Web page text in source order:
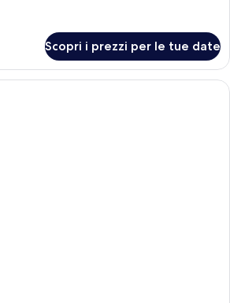
Scopri i prezzi per le tue date